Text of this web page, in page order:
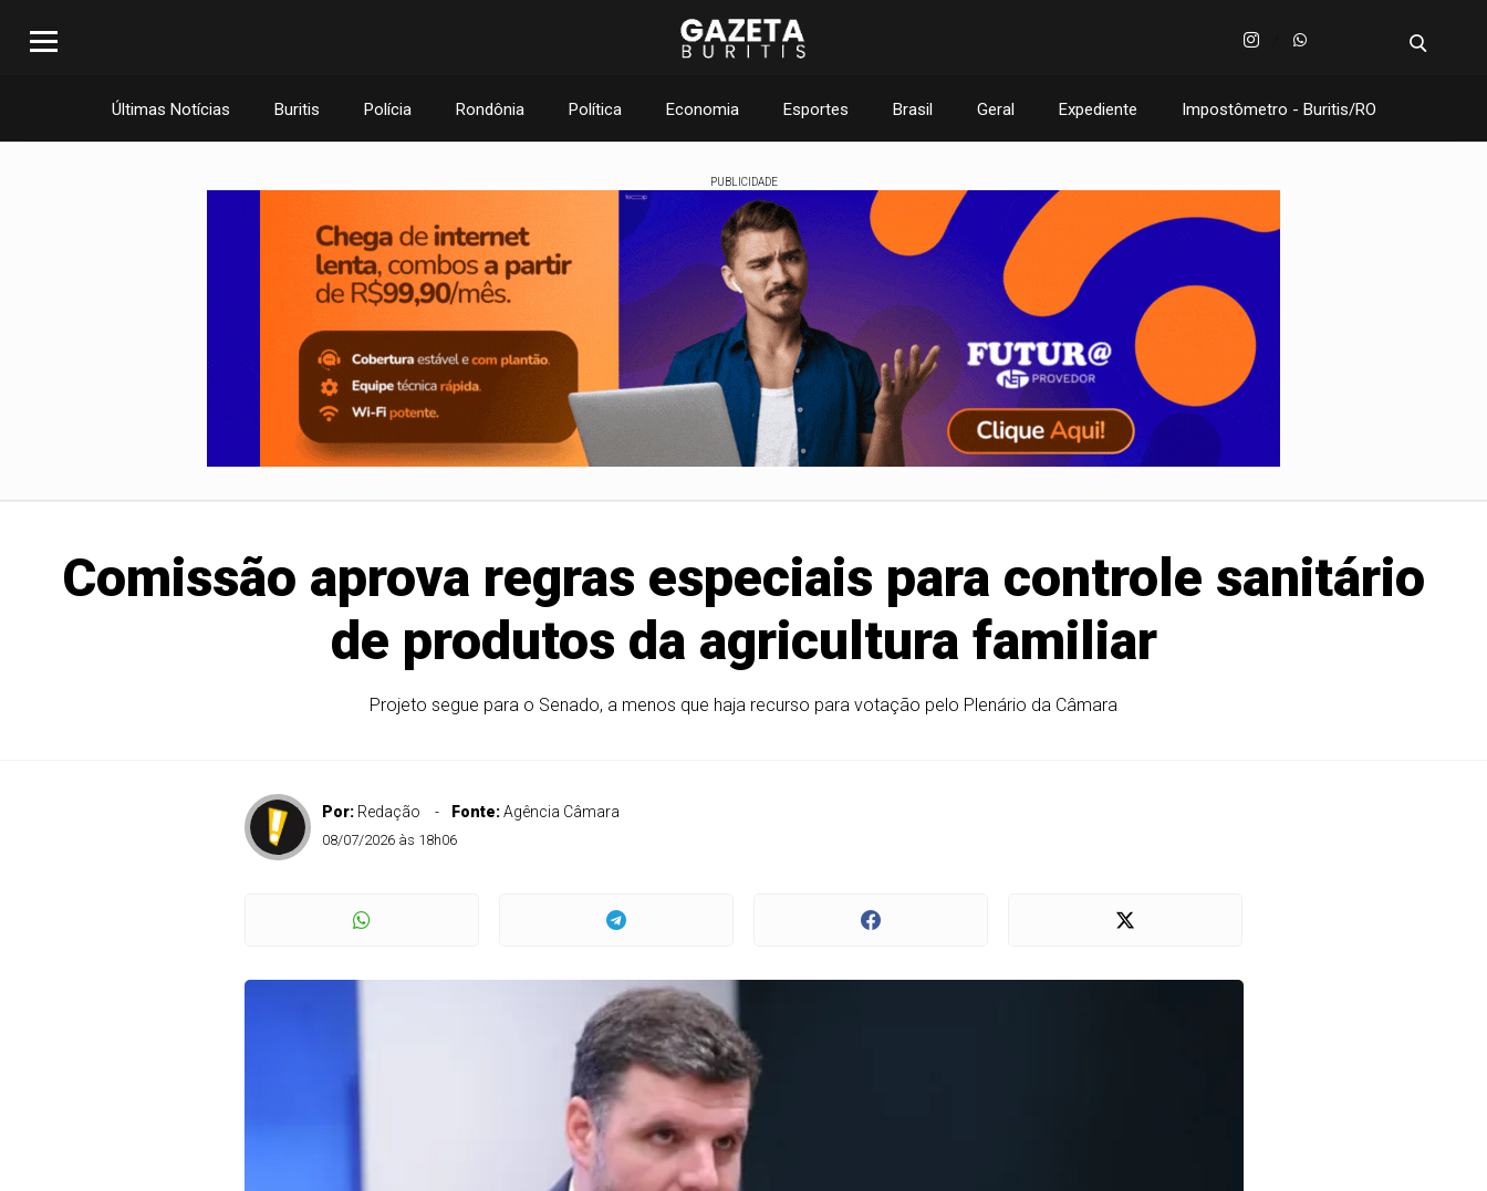
Últimas Notícias Buritis Polícia Rondônia Política Economia Esportes Brasil Geral Expediente Impostômetro - Buritis/RO
PUBLICIDADE
Comissão aprova regras especiais para controle sanitário
de produtos da agricultura familiar
Projeto segue para o Senado, a menos que haja recurso para votação pelo Plenário da Câmara
Por: Redação Fonte:Agência Câmara
08/07/2026 às 18h06